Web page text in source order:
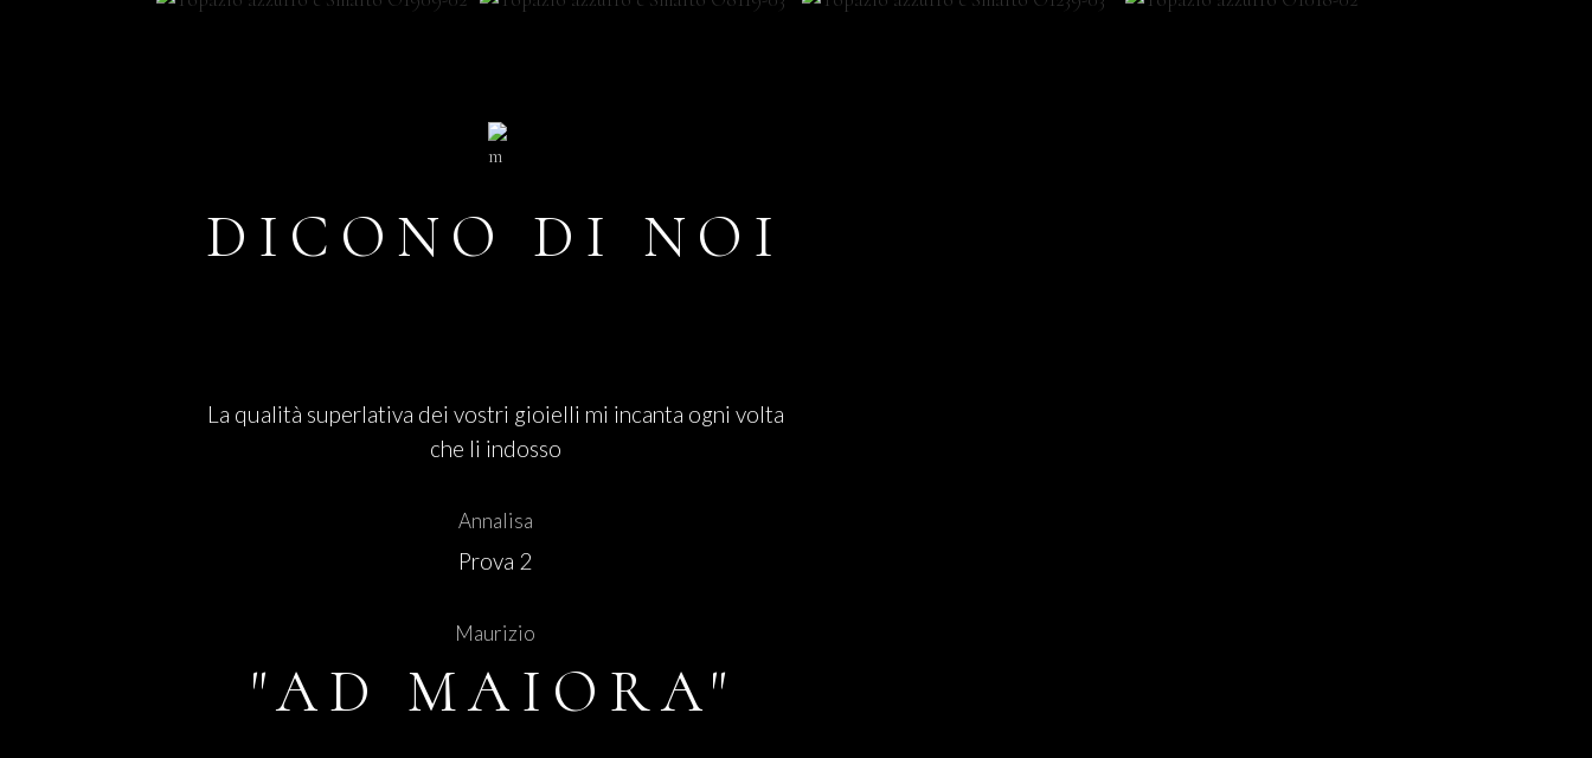
DICONO DI NOI
La qualità superlativa dei vostri gioielli mi incanta ogni volta
che li indosso
Annalisa
Prova 2
Maurizio
"AD MAIORA"